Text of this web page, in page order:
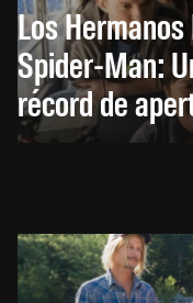
Los
Spider-Man:
récord de